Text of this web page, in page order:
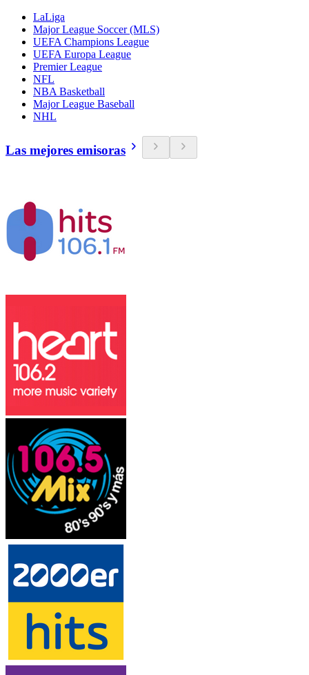
LaLiga
Major League Soccer (MLS)
UEFA Champions League
UEFA Europa League
Premier League
NFL
NBA Basketball
Major League Baseball
NHL
Las mejores emisoras